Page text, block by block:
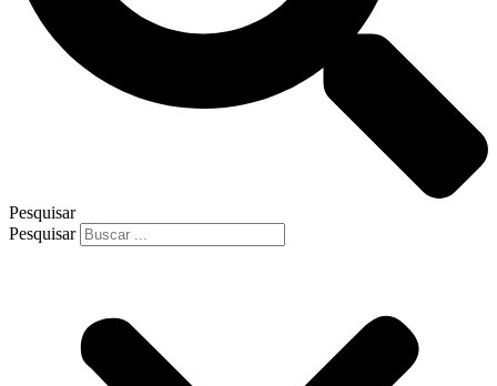
Pesquisar
Pesquisar